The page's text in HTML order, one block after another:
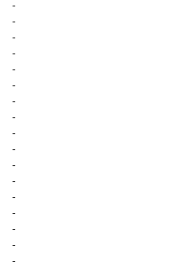
-
-
-
-
-
-
-
-
-
-
-
-
-
-
-
-
-